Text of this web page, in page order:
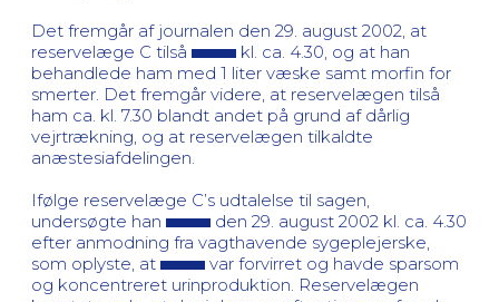
Det fremgår af journalen den 29. august 2002, at
reservelæge C tilså
kl. ca. 4.30, og at han
behandlede ham med 1 liter væske samt morfin for
smerter. Det fremgår videre, at reservelægen tilså
ham ca. kl. 7.30 blandt andet på grund af dårlig
vejrtrækning, og at reservelægen tilkaldte
anæstesiafdelingen.
Ifølge reservelæge C’s udtalelse til sagen,
undersøgte han
den 29. august 2002 kl. ca. 4.30
efter anmodning fra vagthavende sygeplejerske,
som oplyste, at
var forvirret og havde sparsom
og koncentreret urinproduktion. Reservelægen